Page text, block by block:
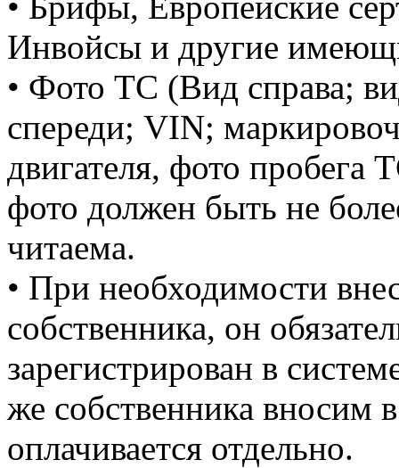
Инвойсы и другие
• Фото ТС (Вид справа;
спереди; VIN;
двигателя, фото пробега
фото должен быть не
читаема.
• При необходимости
собственника, он
зарегистрирован в
же собственника вносим
оплачивается отдельно.